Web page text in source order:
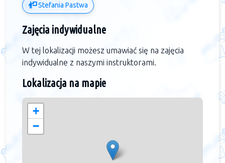
Stefania Pastwa
Zajęcia indywidualne
W tej lokalizacji możesz umawiać się na zajęcia
indywidualne z naszymi instruktorami.
Lokalizacja na mapie
+
−